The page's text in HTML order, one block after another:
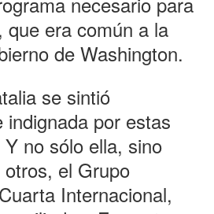
que era común a la
de Washington.
se sintió
indignada por estas
no sólo ella, sino
el Grupo
Internacional,